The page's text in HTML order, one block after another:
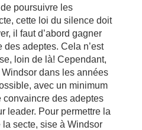
poursuivre les
cette loi du silence doit
il faut d’abord gagner
adeptes. Cela n’est
loin de là! Cependant,
dans les années
avec un minimum
des adeptes
leader. Pour permettre la
secte, sise à Windsor